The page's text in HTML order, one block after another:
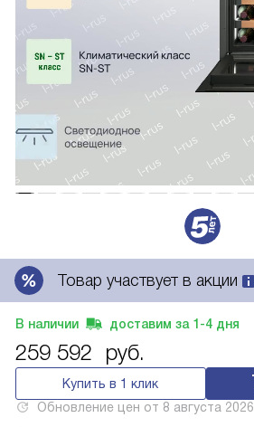
Товар участвует в акции
В наличии доставим за 1-4 дня
259 592 руб.
Купить в 1 клик
Обновление цен от 8 августа 2026